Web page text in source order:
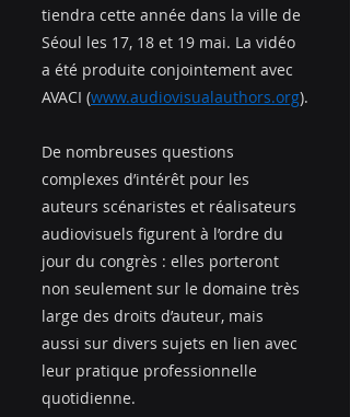
tiendra cette année dans la ville de
Séoul les 17, 18 et 19 mai. La vidéo
a été produite conjointement avec
AVACI (www.audiovisualauthors.org).
De nombreuses questions
complexes d’intérêt pour les
auteurs scénaristes et réalisateurs
audiovisuels figurent à l’ordre du
jour du congrès : elles porteront
non seulement sur le domaine très
large des droits d’auteur, mais
aussi sur divers sujets en lien avec
leur pratique professionnelle
quotidienne.